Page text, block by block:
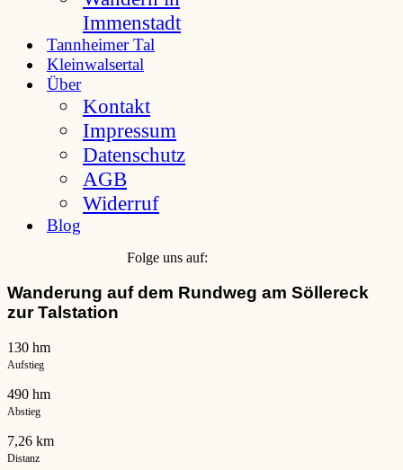
Immenstadt
Tannheimer Tal
Kleinwalsertal
Über
Kontakt
Impressum
Datenschutz
AGB
Widerruf
Blog
Folge uns auf:
Wanderung auf dem Rundweg am Söllereck
zur Talstation
130 hm
Aufstieg
490 hm
Abstieg
7,26 km
Distanz